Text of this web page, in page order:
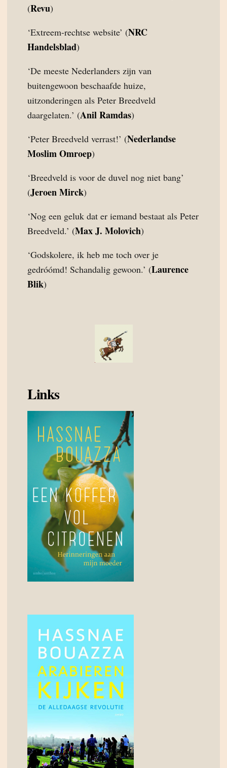
(Revu)
‘Extreem-rechtse website’ (NRC
Handelsblad)
‘De meeste Nederlanders zijn van
buitengewoon beschaafde huize,
uitzonderingen als Peter Breedveld
daargelaten.’ (Anil Ramdas)
‘Peter Breedveld verrast!’ (Nederlandse
Moslim Omroep)
‘Breedveld is voor de duvel nog niet bang’
(Jeroen Mirck)
‘Nog een geluk dat er iemand bestaat als Peter
Breedveld.’ (Max J. Molovich)
‘Godskolere, ik heb me toch over je
gedróómd! Schandalig gewoon.’ (Laurence
Blik)
Links